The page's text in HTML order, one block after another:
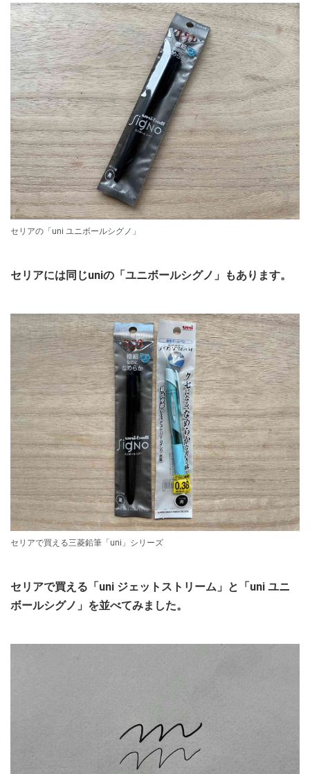
セリアの「uni ユニボールシグノ」
セリアには同じuniの「ユニボールシグノ」もあります。
セリアで買える三菱鉛筆「uni」シリーズ
セリアで買える「uni ジェットストリーム」と「uni ユニ
ボールシグノ」を並べてみました。